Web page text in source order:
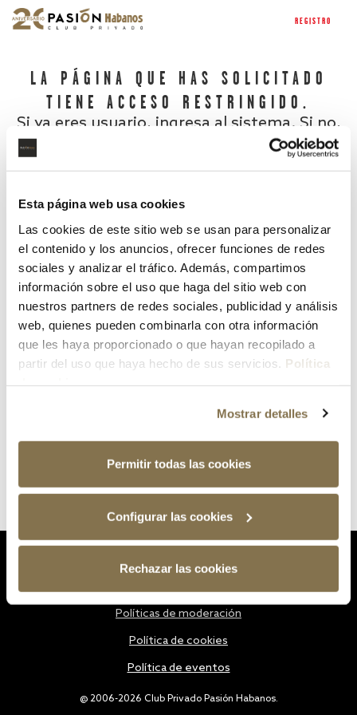
Esta página web usa cookies
Las cookies de este sitio web se usan para personalizar
el contenido y los anuncios, ofrecer funciones de redes
sociales y analizar el tráfico. Además, compartimos
información sobre el uso que haga del sitio web con
nuestros partners de redes sociales, publicidad y análisis
web, quienes pueden combinarla con otra información
que les haya proporcionado o que hayan recopilado a
partir del uso que haya hecho de sus servicios. Política
Mostrar detalles
Permitir todas las cookies
Configurar las cookies
Rechazar las cookies
REGISTRO
LA PÁGINA QUE HAS SOLICITADO
TIENE ACCESO RESTRINGIDO.
Si ya eres usuario, ingresa al sistema. Si no,
¿Has olvidado tu contraseña?
@ 2006-2026 Club Privado Pasión Habanos.
Políticas de moderación
Política de cookies
Política de eventos